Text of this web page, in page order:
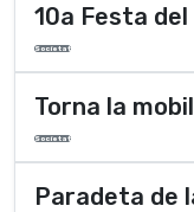
10a Festa del
Societat
Torna la
Societat
Paradeta de